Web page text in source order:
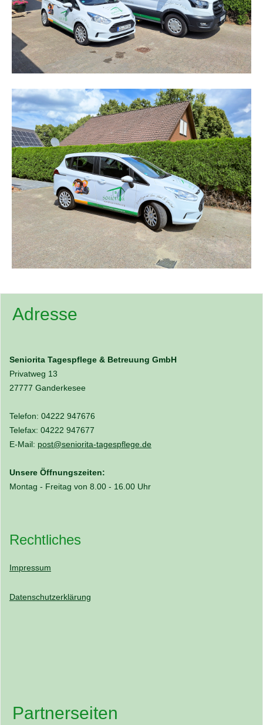
Adresse
Seniorita Tagespflege & Betreuung GmbH
Privatweg 13
27777 Ganderkesee
Telefon: 04222 947676
Telefax: 04222 947677
E-Mail: post@seniorita-tagespflege.de
Unsere Öffnungszeiten:
Montag - Freitag von 8.00 - 16.00 Uhr
Rechtliches
Impressum
Datenschutzerklärung
Partnerseiten